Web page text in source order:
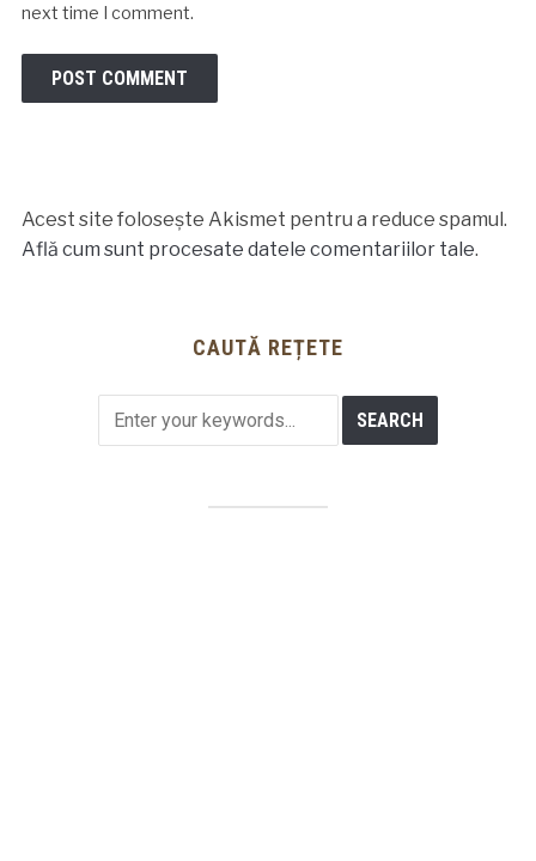
next time I comment.
Acest site folosește Akismet pentru a reduce spamul.
Află cum sunt procesate datele comentariilor tale.
CAUTĂ REȚETE